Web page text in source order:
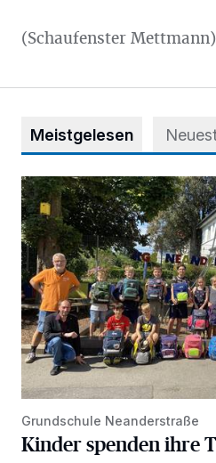
(Schaufenster Mettmann)
Meistgelesen
Kinder spenden ihre Tornister
Grundschule Neanderstraße
Kinder spenden ihre